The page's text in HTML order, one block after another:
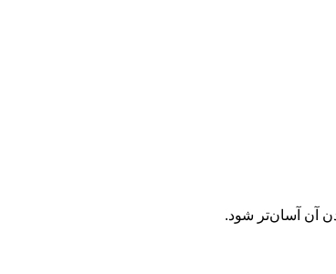
آن آسان‌تر شود.